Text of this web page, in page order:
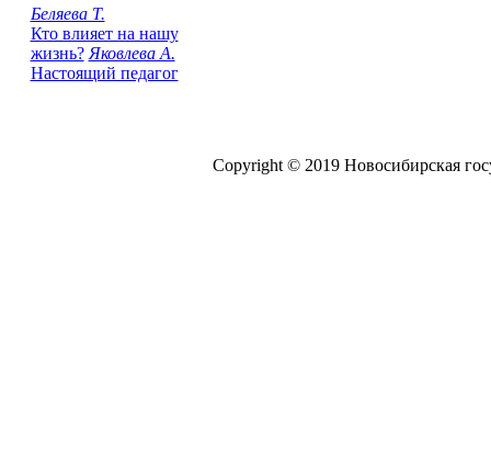
Беляева Т.
Кто влияет на нашу
жизнь? Яковлева А.
Настоящий педагог
Copyright © 2019 Новосибирская